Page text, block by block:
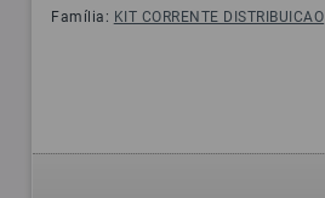
Família: KIT CORRENTE DISTRIBUICAO